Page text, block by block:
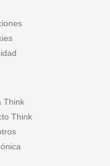
Think
Think